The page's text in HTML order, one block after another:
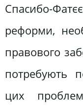
Спасибо-
реформи,
правового
потребують
цих